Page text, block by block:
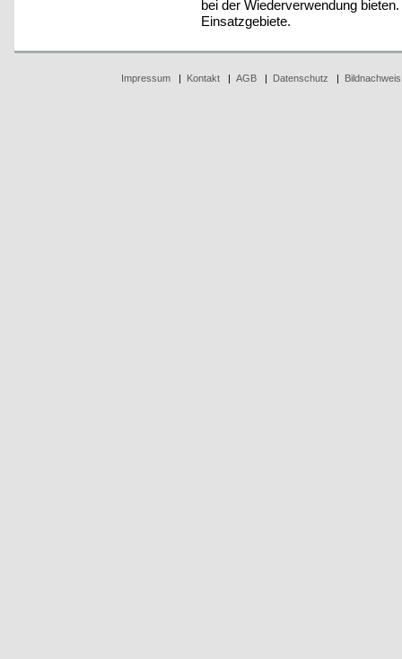
bei der Wiederverwendung
Einsatzgebiete.
Impressum| Kontakt| AGB| Datenschutz Bildnachweis